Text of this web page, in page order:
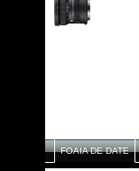
FOAIA DE DATE